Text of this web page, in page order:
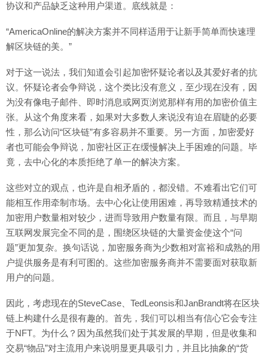
协议和产品缺乏这种用户渠道。底线就是：
“AmericaOnline的解决方案并不同样适用于让新手简单而快速理
解区块链的美。”
对于这一说法，我们知道会引起加密怀疑论者以及其爱好者的抗
议。怀疑论者会争辩说，这个类比没有意义，至少现在没有，因
为没有像电子邮件、即时消息或网页浏览那样有用的加密价值主
张。从这个角度来看，如果对大多数人来说没有迫在眉睫的必要
性，那么访问“区块链”有多容易并不重要。另一方面，加密爱好
者也可能会争辩说，加密社区正在缓慢解决上手困难的问题。毕
竟，去中心化的本质拒绝了单一的解决方案。
这些对立的观点，也许是自相矛盾的，都没错。不难看出它们可
能相互作用牵制市场。去中心化让使用困难，再导致精通技术的
加密用户数量相对较少，进而导致用户数量有限。而且，与早期
互联网发展完全不同的是，围绕区块链的大量资金使这个“问
题”更加复杂。换句话说，加密服务商为少数相对富裕和成熟的用
户提供服务是有利可图的。这些加密服务商并不需要面对获取新
用户的问题。
因此，考虑现在的SteveCase、TedLeonsis和JanBrandt将在区块
链上构建什么是很有趣的。首先，我们可以相当有信心它会专注
于NFT。为什么？因为虽然我们处于其发展的早期，但是收集和
交易“物品”对主流用户来说明显更具吸引力，并且比抽象的“货